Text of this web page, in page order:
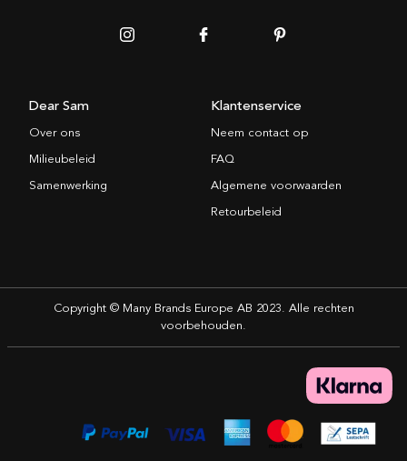
Dear Sam
Over ons
Milieubeleid
Samenwerking
Klantenservice
Neem contact op
FAQ
Algemene voorwaarden
Retourbeleid
Copyright © Many Brands Europe AB 2023. Alle rechten
voorbehouden.